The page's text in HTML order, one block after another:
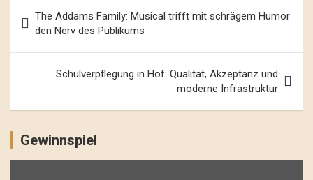
Navigation
The Addams Family: Musical trifft mit schrägem Humor
den Nerv des Publikums
Schulverpflegung in Hof: Qualität, Akzeptanz und
moderne Infrastruktur
Gewinnspiel